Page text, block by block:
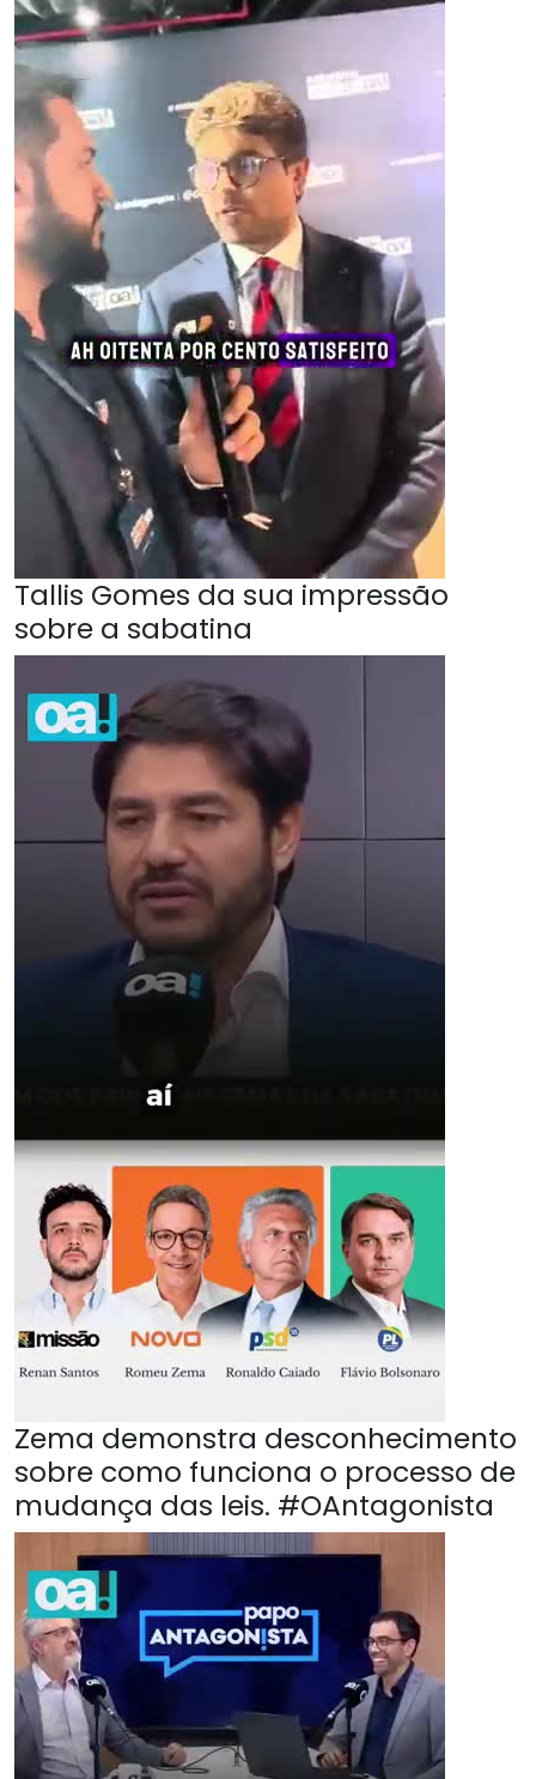
Tallis Gomes da sua impressão
sobre a sabatina
Zema demonstra desconhecimento
sobre como funciona o processo de
mudança das leis. #OAntagonista